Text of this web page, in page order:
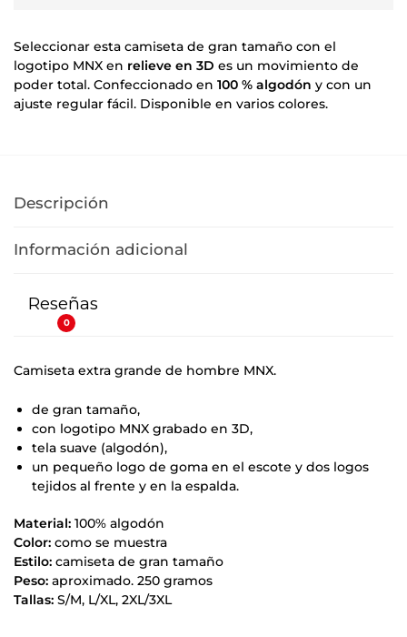
Seleccionar esta camiseta de gran tamaño con el
logotipo MNX en relieve en 3D es un movimiento de
poder total. Confeccionado en 100 % algodón y con un
ajuste regular fácil. Disponible en varios colores.
Descripción
Información adicional
Reseñas
0
Camiseta extra grande de hombre MNX.
de gran tamaño,
con logotipo MNX grabado en 3D,
tela suave (algodón),
un pequeño logo de goma en el escote y dos logos
tejidos al frente y en la espalda.
Material: 100% algodón
Color: como se muestra
Estilo: camiseta de gran tamaño
Peso: aproximado. 250 gramos
Tallas: S/M, L/XL, 2XL/3XL